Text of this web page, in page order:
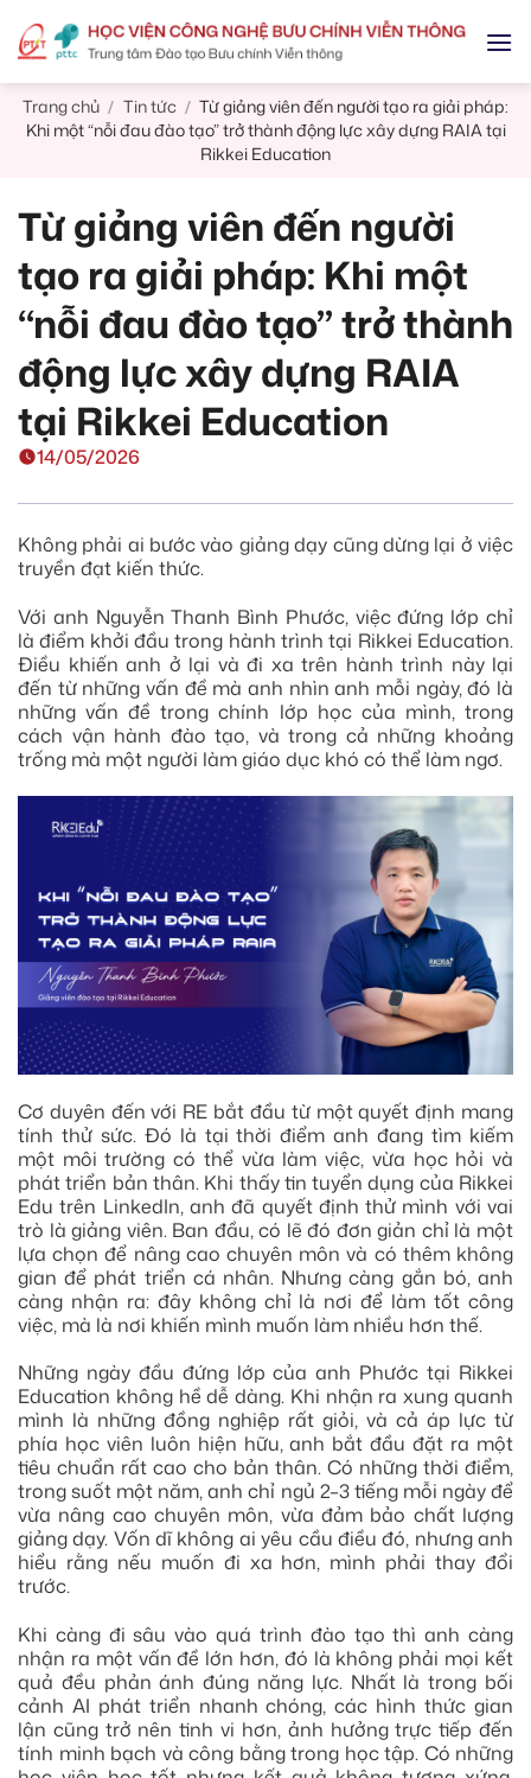
Trang chủ / Tin tức / Từ giảng viên đến người tạo ra giải pháp:
Khi một “nỗi đau đào tạo” trở thành động lực xây dựng RAIA tại
Rikkei Education
14/05/2026
Từ giảng viên đến người
tạo ra giải pháp: Khi một
“nỗi đau đào tạo” trở thành
động lực xây dựng RAIA
tại Rikkei Education
Không phải ai bước vào giảng dạy cũng dừng lại ở việc
truyền đạt kiến thức.
Với anh Nguyễn Thanh Bình Phước, việc đứng lớp chỉ
là điểm khởi đầu trong hành trình tại Rikkei Education.
Điều khiến anh ở lại và đi xa trên hành trình này lại
đến từ những vấn đề mà anh nhìn anh mỗi ngày, đó là
những vấn đề trong chính lớp học của mình, trong
cách vận hành đào tạo, và trong cả những khoảng
trống mà một người làm giáo dục khó có thể làm ngơ.
Cơ duyên đến với RE bắt đầu từ một quyết định mang
tính thử sức. Đó là tại thời điểm anh đang tìm kiếm
một môi trường có thể vừa làm việc, vừa học hỏi và
phát triển bản thân. Khi thấy tin tuyển dụng của Rikkei
Edu trên LinkedIn, anh đã quyết định thử mình với vai
trò là giảng viên. Ban đầu, có lẽ đó đơn giản chỉ là một
lựa chọn để nâng cao chuyên môn và có thêm không
gian để phát triển cá nhân. Nhưng càng gắn bó, anh
càng nhận ra: đây không chỉ là nơi để làm tốt công
việc, mà là nơi khiến mình muốn làm nhiều hơn thế.
Những ngày đầu đứng lớp của anh Phước tại Rikkei
Education không hề dễ dàng. Khi nhận ra xung quanh
mình là những đồng nghiệp rất giỏi, và cả áp lực từ
phía học viên luôn hiện hữu, anh bắt đầu đặt ra một
tiêu chuẩn rất cao cho bản thân. Có những thời điểm,
trong suốt một năm, anh chỉ ngủ 2–3 tiếng mỗi ngày để
vừa nâng cao chuyên môn, vừa đảm bảo chất lượng
giảng dạy. Vốn dĩ không ai yêu cầu điều đó, nhưng anh
hiểu rằng nếu muốn đi xa hơn, mình phải thay đổi
trước.
Khi càng đi sâu vào quá trình đào tạo thì anh càng
nhận ra một vấn đề lớn hơn, đó là không phải mọi kết
quả đều phản ánh đúng năng lực. Nhất là trong bối
cảnh AI phát triển nhanh chóng, các hình thức gian
lận cũng trở nên tinh vi hơn, ảnh hưởng trực tiếp đến
tính minh bạch và công bằng trong học tập. Có những